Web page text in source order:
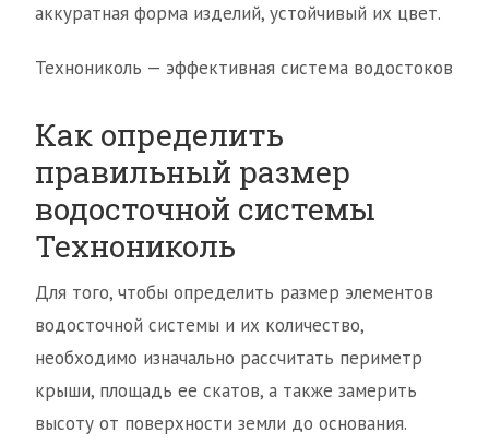
аккуратная форма изделий, устойчивый их цвет.
Технониколь — эффективная система водостоков
Как определить
правильный размер
водосточной системы
Технониколь
Для того, чтобы определить размер элементов
водосточной системы и их количество,
необходимо изначально рассчитать периметр
крыши, площадь ее скатов, а также замерить
высоту от поверхности земли до основания.